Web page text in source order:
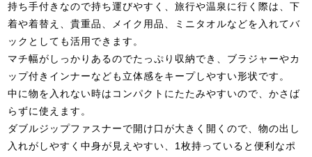
持ち手付きなので持ち運びやすく、旅行や温泉に行く際は、下
着や着替え、貴重品、メイク用品、ミニタオルなどを入れてバ
ックとしても活用できます。
マチ幅がしっかりあるのでたっぷり収納でき、ブラジャーやカ
ップ付きインナーなども立体感をキープしやすい形状です。
中に物を入れない時はコンパクトにたたみやすいので、かさば
らずに使えます。
ダブルジップファスナーで開け口が大きく開くので、物の出し
入れがしやすく中身が見えやすい、1枚持っていると便利なポ